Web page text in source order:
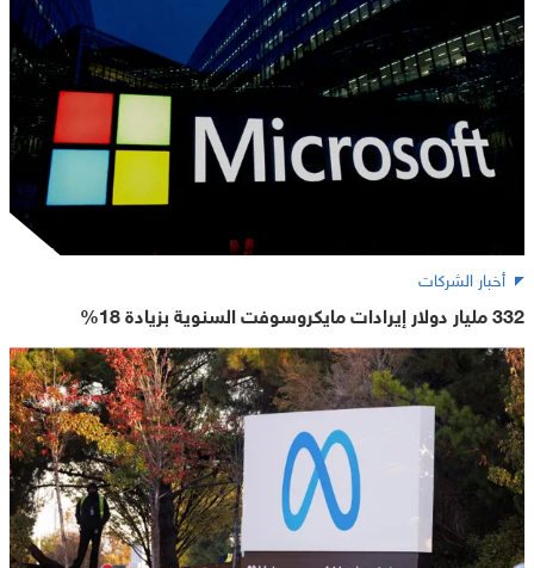
أخبار الشركات
332 مليار دولار إيرادات مايكروسوفت السنوية بزيادة 18%